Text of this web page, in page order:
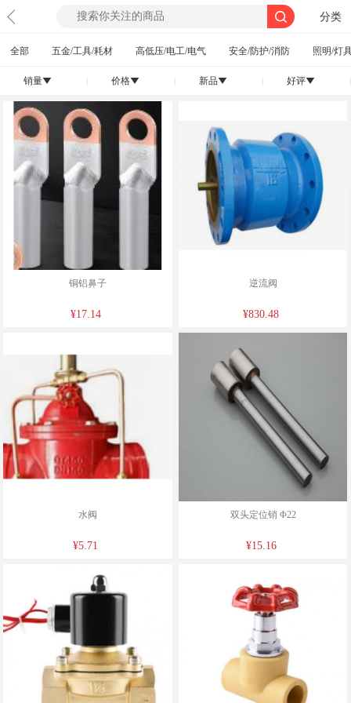
分类
全部 五金/工具/耗材 高低压/电工/电气 安全/防护/消防 照明/灯
销量󰄢 价格󰄢 新品󰄢 好评󰄢
铜铝鼻子
¥17.14
逆流阀
¥830.48
水阀
¥5.71
双头定位销 Φ22
¥15.16